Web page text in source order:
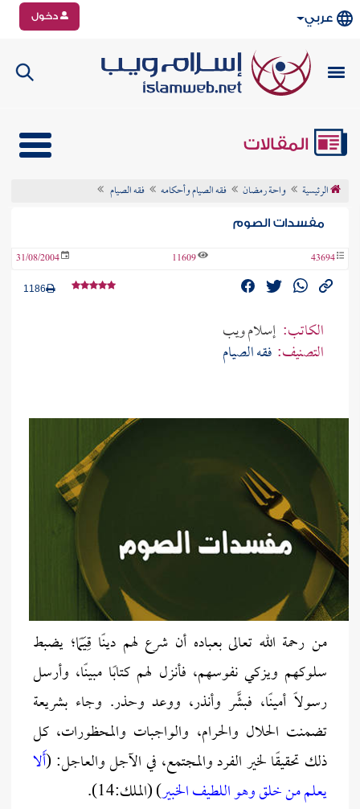
عربي دخول
المقالات
الرئيسية واحة رمضان فقه الصيام وأحكامه فقه الصيام
مفسدات الصوم
43694
11609
31/08/2004
1186
الكاتب: إسلام ويب
التصنيف: فقه الصيام
من رحمة الله تعالى بعباده أن شرع لهم دينًا قِيَمًا؛ يضبط
سلوكهم ويزكي نفوسهم، فأنزل لهم كتابًا مبينًا، وأرسل
رسولاً أمينًا، فبشَّر وأنذر، ووعد وحذر. وجاء بشريعة
تضمنت الحلال والحرام، والواجبات والمحظورات، كل
ذلك تحقيقًا لخير الفرد والمجتمع، في الآجل والعاجل: (أَلا
يعلم من خلق وهو اللطيف الخبير) (الملك:14).